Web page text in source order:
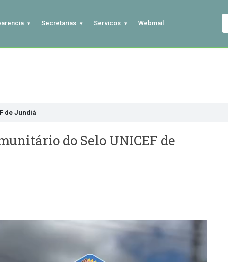
Secretarias Servicos Webmail
de Jundiá
do Selo UNICEF de